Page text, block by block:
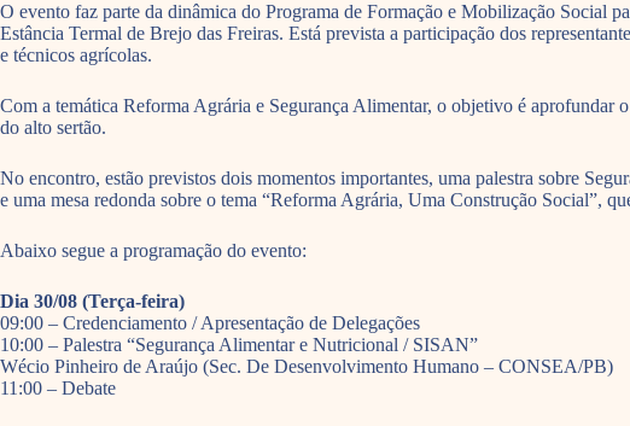
O evento faz parte da dinâmica do Programa de Formação e Mobilização Social
Estância Termal de Brejo das Freiras. Está prevista a participação dos
e técnicos agrícolas.
Com a temática Reforma Agrária e Segurança Alimentar, o objetivo é aprofundar
do alto sertão.
No encontro, estão previstos dois momentos importantes, uma palestra sobre
e uma mesa redonda sobre o tema “Reforma Agrária, Uma Construção Social”,
Abaixo segue a programação do evento:
Dia 30/08 (Terça-feira)
09:00 – Credenciamento / Apresentação de Delegações
10:00 – Palestra “Segurança Alimentar e Nutricional / SISAN”
Wécio Pinheiro de Araújo (Sec. De Desenvolvimento Humano – CONSEA/PB)
11:00 – Debate